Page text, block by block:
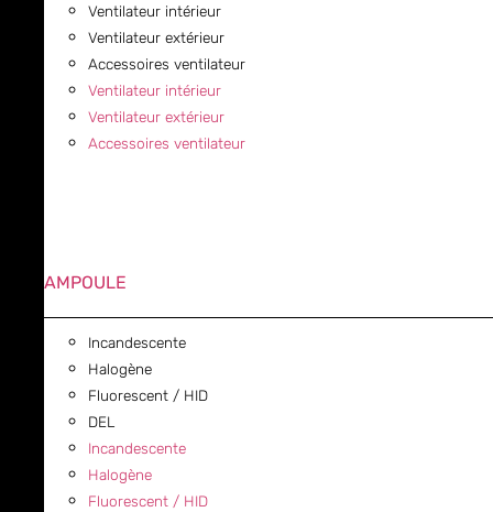
Ventilateur intérieur
Ventilateur extérieur
Accessoires ventilateur
Ventilateur intérieur
Ventilateur extérieur
Accessoires ventilateur
AMPOULE
Incandescente
Halogène
Fluorescent / HID
DEL
Incandescente
Halogène
Fluorescent / HID